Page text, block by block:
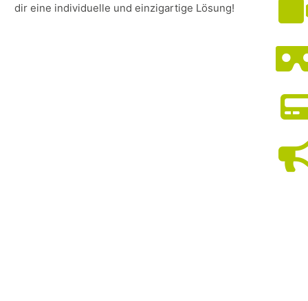
dir eine individuelle und einzigartige Lösung!